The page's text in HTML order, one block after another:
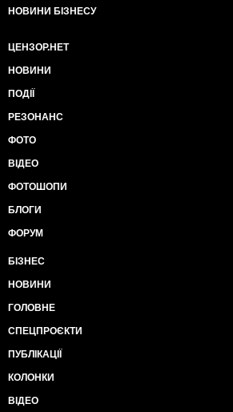
НОВИНИ БІЗНЕСУ
ЦЕНЗОР.НЕТ
НОВИНИ
ПОДІЇ
РЕЗОНАНС
ФОТО
ВІДЕО
ФОТОШОПИ
БЛОГИ
ФОРУМ
БІЗНЕС
НОВИНИ
ГОЛОВНЕ
СПЕЦПРОЄКТИ
ПУБЛІКАЦІЇ
КОЛОНКИ
ВІДЕО